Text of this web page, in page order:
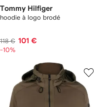
Tommy Hilfiger
hoodie à logo brodé
118 € 101 €
-10%